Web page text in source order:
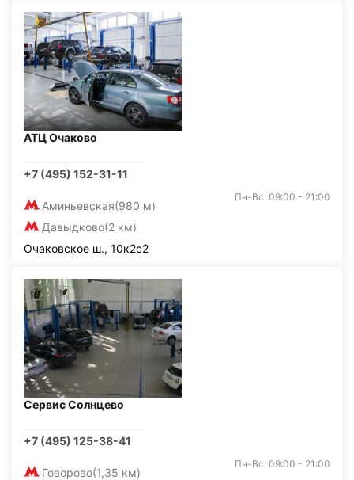
АТЦ Очаково
+7 (495) 152-31-11
Аминьевская(980 м)
Давыдково(2 км)
Пн-Вс: 09:00 - 21:00
Очаковское ш., 10к2с2
Сервис Солнцево
+7 (495) 125-38-41
Говорово(1,35 км)
Пн-Вс: 09:00 - 21:00